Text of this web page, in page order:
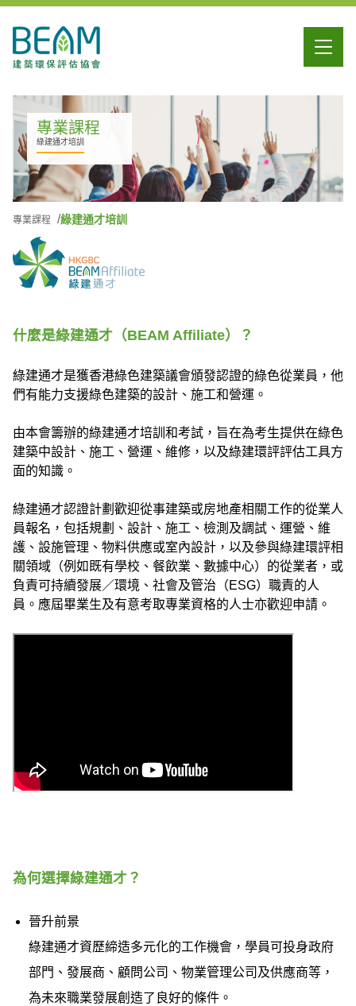
專業課程
綠建通才培訓
專業課程 綠建通才培訓
什麼是綠建通才（BEAM Affiliate）？
綠建通才是獲香港綠色建築議會頒發認證的綠色從業員，他
們有能力支援綠色建築的設計、施工和營運。
由本會籌辦的綠建通才培訓和考試，旨在為考生提供在綠色
建築中設計、施工、營運、維修，以及綠建環評評估工具方
面的知識。
綠建通才認證計劃歡迎從事建築或房地產相關工作的從業人
員報名，包括規劃、設計、施工、檢測及調試、運營、維
護、設施管理、物料供應或室內設計，以及參與綠建環評相
關領域（例如既有學校、餐飲業、數據中心）的從業者，或
負責可持續發展／環境、社會及管治（ESG）職責的人
員。應屆畢業生及有意考取專業資格的人士亦歡迎申請。
為何選擇綠建通才？
晉升前景
綠建通才資歷締造多元化的工作機會，學員可投身政府
部門、發展商、顧問公司、物業管理公司及供應商等，
為未來職業發展創造了良好的條件。